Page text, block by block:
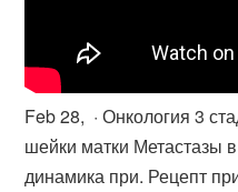
Feb 28, · Онкология 3
шейки матки Метастазы
динамика при. Рецепт